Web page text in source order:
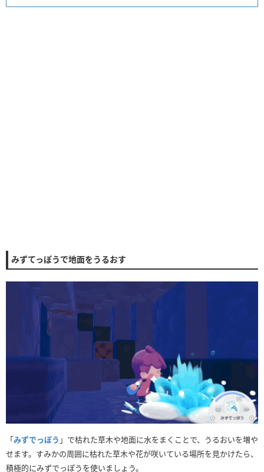
みずてっぽうで地面をうるおす
「みずでっぽう 」で枯れた草木や地面に水をまくことで、うるおいを増や
せます。すみかの周囲に枯れた草木や花が咲いている場所を見かけたら、
積極的にみずでっぽうを使いましょう。